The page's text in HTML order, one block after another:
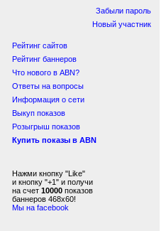
Забыли пароль
Новый участник
Рейтинг сайтов
Рейтинг баннеров
Что нового в ABN?
Ответы на вопросы
Информация о сети
Выкуп показов
Розыгрыш показов
Купить показы в ABN
Нажми кнопку "Like"
и кнопку "+1" и получи
на счет 10000 показов
баннеров 468x60!
Мы на facebook